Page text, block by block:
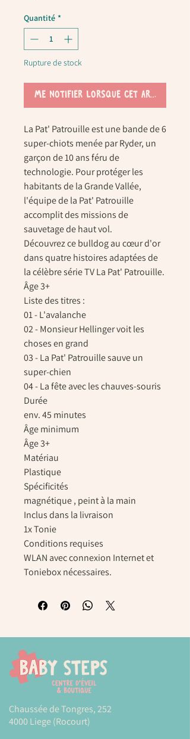
Quantité *
Rupture de stock
Me notifier lorsque cet article est
La Pat' Patrouille est une bande de 6
super-chiots menée par Ryder, un
garçon de 10 ans féru de
technologie. Pour protéger les
habitants de la Grande Vallée,
l'équipe de la Pat' Patrouille
accomplit des missions de
sauvetage de haut vol.
Découvrez ce bulldog au cœur d'or
dans quatre histoires adaptées de
la célèbre série TV La Pat' Patrouille.
Âge 3+
Liste des titres :
01 - L'avalanche
02 - Monsieur Hellinger voit les
choses en grand
03 - La Pat' Patrouille sauve un
super-chien
04 - La fête avec les chauves-souris
Durée
env. 45 minutes
Âge minimum
Âge 3+
Matériau
Plastique
Spécificités
magnétique , peint à la main
Inclus dans la livraison
1x Tonie
Conditions requises
WLAN avec connexion Internet et
Toniebox nécessaires.
Chaussée de Tongres, 252
4000 Liege (Rocourt)